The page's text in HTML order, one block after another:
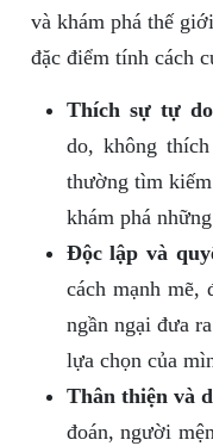
và khám phá thế
đặc điểm tính cách
Thích sự tự
do, không
thường tìm
khám phá
Độc lập và
cách mạnh mẽ,
ngần ngại đưa
lựa chọn của
Thân thiện và
đoán, người